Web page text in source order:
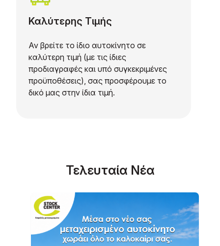
Καλύτερης Τιμής
Αν βρείτε το ίδιο αυτοκίνητο σε
καλύτερη τιμή (με τις ίδιες
προδιαγραφές και υπό συγκεκριμένες
προϋποθέσεις), σας προσφέρουμε το
δικό μας στην ίδια τιμή.
Τελευταία Νέα